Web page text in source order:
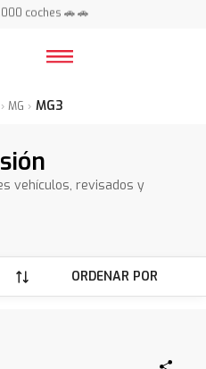
España ⭐
MG MG3
vehículos, revisados y
ORDENAR POR